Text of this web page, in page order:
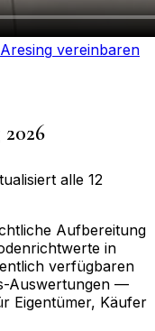
Aresing vereinbaren
2026
alle 12
Aufbereitung
in
verfügbaren
Auswertungen —
Eigentümer, Käufer